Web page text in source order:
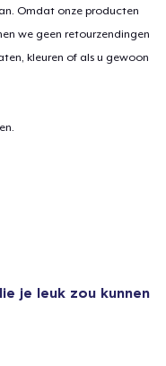
Omdat onze producten
we geen retourzendingen
kleuren of als u gewoon
je leuk zou kunnen